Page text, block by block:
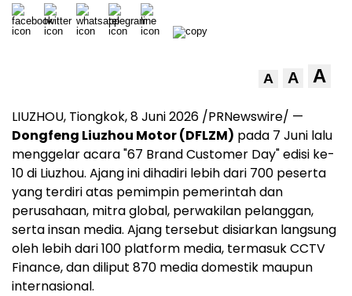
A A A
LIUZHOU, Tiongkok, 8 Juni 2026 /PRNewswire/ —
Dongfeng Liuzhou Motor (DFLZM) pada 7 Juni lalu
menggelar acara "67 Brand Customer Day" edisi ke-
10 di Liuzhou. Ajang ini dihadiri lebih dari 700 peserta
yang terdiri atas pemimpin pemerintah dan
perusahaan, mitra global, perwakilan pelanggan,
serta insan media. Ajang tersebut disiarkan langsung
oleh lebih dari 100 platform media, termasuk CCTV
Finance, dan diliput 870 media domestik maupun
internasional.